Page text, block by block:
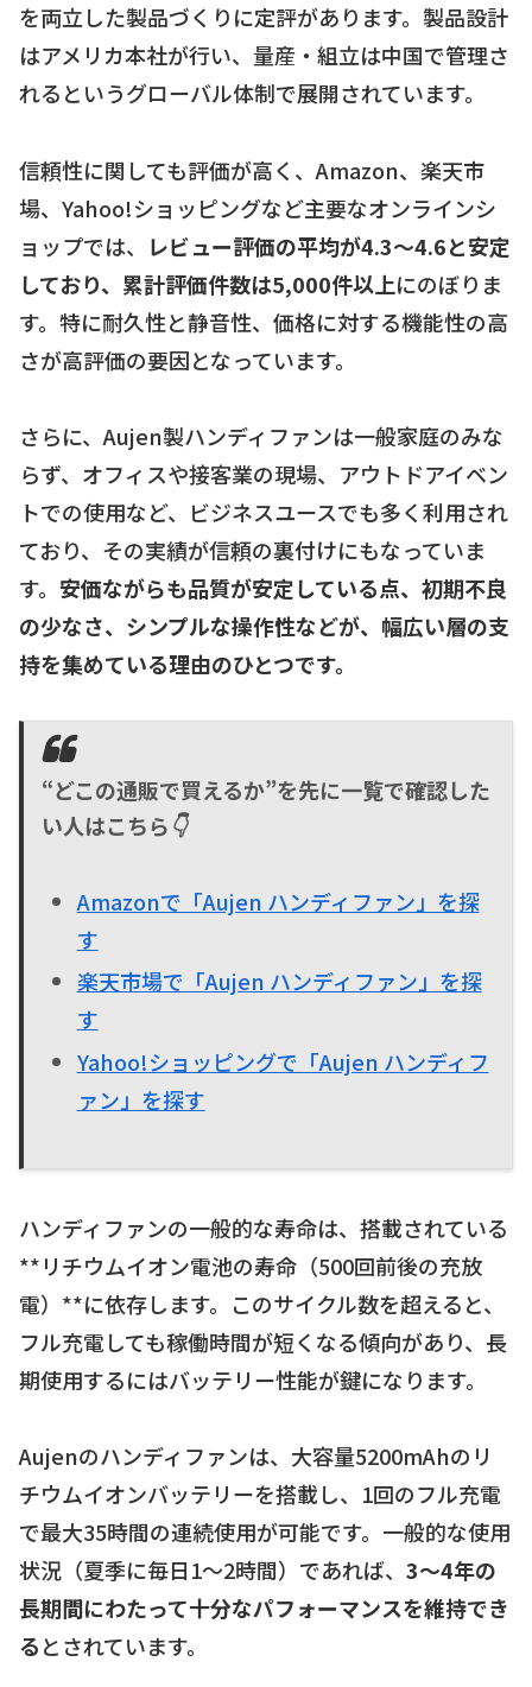
を両立した製品づくりに定評があります。製品設計
はアメリカ本社が行い、量産・組立は中国で管理さ
れるというグローバル体制で展開されています。
信頼性に関しても評価が高く、Amazon、楽天市
場、Yahoo!ショッピングなど主要なオンラインシ
ョップでは、 レビュー評価の平均が4.3〜4.6と安定
しており、累計評価件数は5,000件以上にのぼりま
す。特に耐久性と静音性、価格に対する機能性の高
さが高評価の要因となっています。
さらに、Aujen製ハンディファンは一般家庭のみな
らず、オフィスや接客業の現場、アウトドアイベン
トでの使用など、ビジネスユースでも多く利用され
ており、その実績が信頼の裏付けにもなっていま
す。 安価ながらも品質が安定している点、初期不良
の少なさ、シンプルな操作性などが、幅広い層の支
持を集めている理由のひとつです。
“どこの通販で買えるか”を先に一覧で確認した
い人はこちら👇
Amazonで「Aujen ハンディファン」を探
す
楽天市場で「Aujen ハンディファン」を探
す
Yahoo!ショッピングで「Aujen ハンディフ
ァン」を探す
ハンディファンの一般的な寿命は、搭載されている
**リチウムイオン電池の寿命（500回前後の充放
電）**に依存します。このサイクル数を超えると、
フル充電しても稼働時間が短くなる傾向があり、長
期使用するにはバッテリー性能が鍵になります。
Aujenのハンディファンは、大容量5200mAhのリ
チウムイオンバッテリーを搭載し、1回のフル充電
で最大35時間の連続使用が可能です。一般的な使用
状況（夏季に毎日1～2時間）であれば、 3～4年の
長期間にわたって十分なパフォーマンスを維持でき
るとされています。